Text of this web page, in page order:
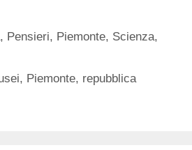
, Pensieri, Piemonte, Scienza,
, Piemonte, repubblica